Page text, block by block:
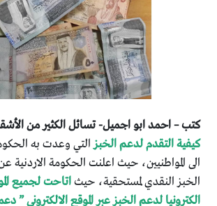
كتب – احمد ابو اجميل- تسائل الكثير من
كيفية التقدم لدعم الخبزالتي وعدت به
الى المواطنيين، حيث اعلنت الحكومة
الخبز النقدي لمستحقية، حيثاتاحت لجميع
الكترونيا لدعم الخبز عبر الموقع الالكتروني ”